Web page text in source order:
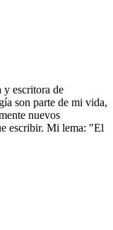
escritora de
son parte de mi vida,
nuevos
escribir. Mi lema: "El